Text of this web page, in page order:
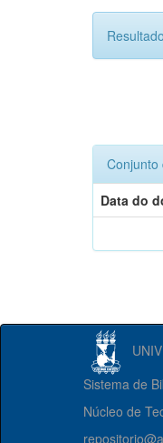
Conjunto
Data do
Sistema de
Núcleo de